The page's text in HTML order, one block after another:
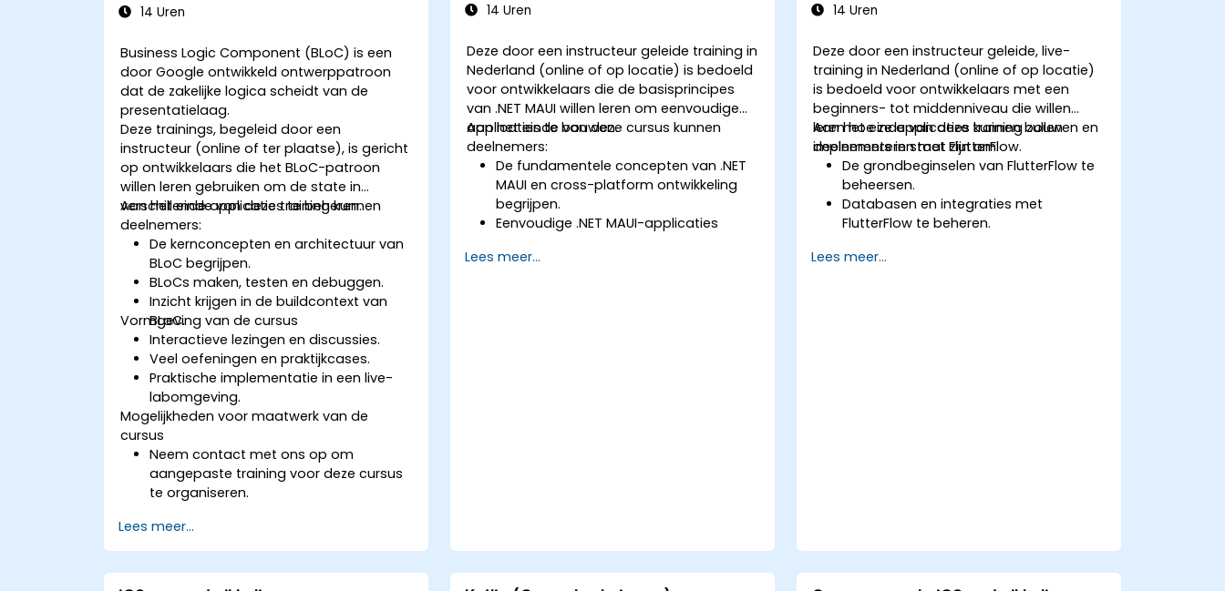
14 Uren
Business Logic Component (BLoC) is een
door Google ontwikkeld ontwerppatroon
dat de zakelijke logica scheidt van de
presentatielaag.
Deze trainings, begeleid door een
instructeur (online of ter plaatse), is gericht
op ontwikkelaars die het BLoC-patroon
willen leren gebruiken om de state in
verschillende applicaties te beheren.
Aan het einde van deze training kunnen
deelnemers:
De kernconcepten en architectuur van
BLoC begrijpen.
BLoCs maken, testen en debuggen.
Inzicht krijgen in de buildcontext van
BLoC.
Vormgeving van de cursus
Interactieve lezingen en discussies.
Veel oefeningen en praktijkcases.
Praktische implementatie in een live-
labomgeving.
Mogelijkheden voor maatwerk van de
cursus
Neem contact met ons op om
aangepaste training voor deze cursus
te organiseren.
Lees meer...
14 Uren
Deze door een instructeur geleide training in
Nederland (online of op locatie) is bedoeld
voor ontwikkelaars die de basisprincipes
van .NET MAUI willen leren om eenvoudige
applicaties te bouwen.
Aan het einde van deze cursus kunnen
deelnemers:
De fundamentele concepten van .NET
MAUI en cross-platform ontwikkeling
begrijpen.
Eenvoudige .NET MAUI-applicaties
bedieningselementen en navigatie.
Lees meer...
14 Uren
Deze door een instructeur geleide, live-
training in Nederland (online of op locatie)
is bedoeld voor ontwikkelaars met een
beginners- tot middenniveau die willen
leren hoe ze applicaties kunnen bouwen en
implementeren met FlutterFlow.
Aan het einde van deze training zullen
deelnemers in staat zijn om:
De grondbeginselen van FlutterFlow te
beheersen.
Databasen en integraties met
FlutterFlow te beheren.
FlutterFlow.
Lees meer...